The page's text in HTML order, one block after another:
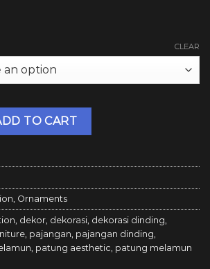
CLEAR
Bentuk Orang Melamun B Set isi
TO CART
Ornaments
dekor dekorasi dekorasi dinding
pajangan pajangan dinding
patung aesthetic patung melamun